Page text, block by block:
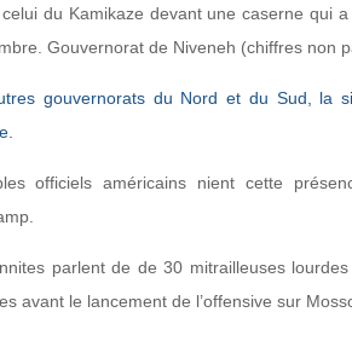
du Kamikaze devant une caserne qui
Gouvernorat de Niveneh (chiffres non
gouvernorats du Nord et du Sud, la
officiels américains nient cette
parlent de de 30 mitrailleuses
avant le lancement de l’offensive sur